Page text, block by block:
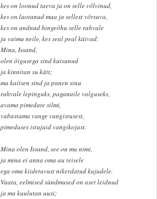
kes on loonud taeva ja on selle võlvinud,
kes on laotanud maa ja sellest võrsuva,
kes on andnud hingeõhu selle rahvale
ja vaimu neile, kes seal peal käivad:
Mina, Issand,
olen õigusega sind kutsunud
ja kinnitan su kätt;
ma kaitsen sind ja panen sinu
rahvale lepinguks, paganaile valguseks,
avama pimedate silmi,
vabastama vange vangistusest,
pimeduses istujaid vangikojast.
Mina olen Issand, see on mu nimi,
ja mina ei anna oma au teisele
ega oma kiidetavust nikerdatud kujudele.
Vaata, eelmised sündmused on aset leidnud
ja ma kuulutan uusi;